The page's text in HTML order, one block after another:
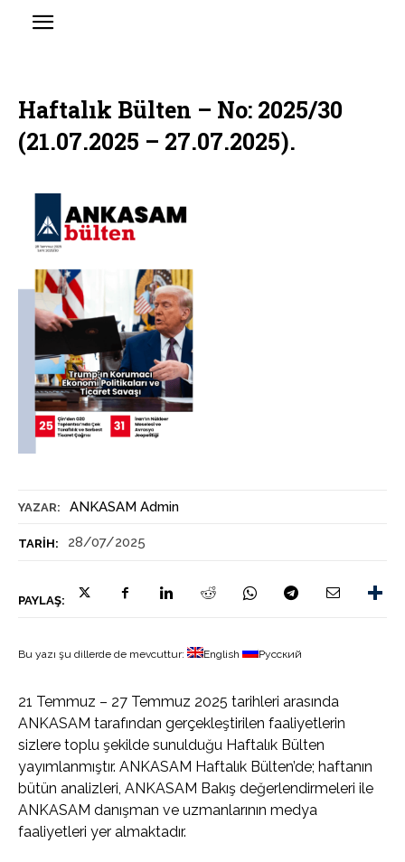
YAZAR: ANKASAM Admin
TARIH: 28/07/2025
PAYLAŞ:
Haftalık Bülten – No: 2025/30
(21.07.2025 – 27.07.2025).
Bu yazı şu dillerde de mevcuttur: English Русский
21 Temmuz – 27 Temmuz 2025 tarihleri arasında
ANKASAM tarafından gerçekleştirilen faaliyetlerin
sizlere toplu şekilde sunulduğu Haftalık Bülten
yayımlanmıştır. ANKASAM Haftalık Bülten’de; haftanın
bütün analizleri, ANKASAM Bakış değerlendirmeleri ile
ANKASAM danışman ve uzmanlarının medya
faaliyetleri yer almaktadır.